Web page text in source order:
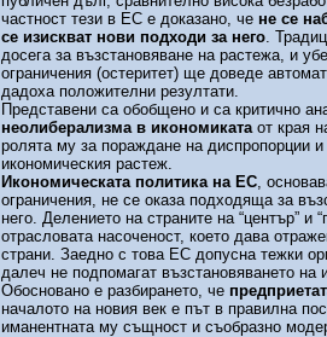
частност тези в ЕС е доказано, че не се
се изискват нови подходи за него.
досега за възстановяване на растежа, и
ограничения (остеритет) ще доведе
дадоха положителни резултати.
Представени са обобщено и са критично
неолиберализма в икономикатаот края
ролята му за пораждане на диспропорции
икономическия растеж.
Икономическата политика на ЕС,
ограничения, не се оказа подходяща за
него. Делението на страните на “център”
отрасловата насоченост, което дава
страни. Заедно с това ЕС допусна тежки
далеч не подпомагат възстановяването на
Обосновано е разбирането, че
началото на новия век е път в правилна
иманентната му същност и съобразно